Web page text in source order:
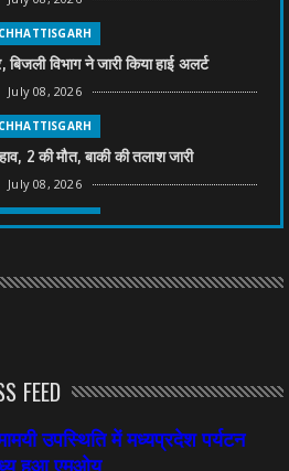
CHHATTISGARH
विभाग ने जारी किया हाई अलर्ट
July 08, 2026
CHHATTISGARH
2 की मौत, बाकी की तलाश जारी
July 08, 2026
July 08, 2026
एक्शन, सौरभ चंद्राकर हिरासत में
July 08, 2026
FEED